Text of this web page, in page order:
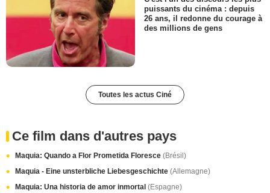
puissants du cinéma : depuis
26 ans, il redonne du courage à
des millions de gens
Toutes les actus Ciné
Ce film dans d'autres pays
Maquia: Quando a Flor Prometida Floresce (Brésil)
Maquia - Eine unsterbliche Liebesgeschichte (Allemagne)
Maquia: Una historia de amor inmortal (Espagne)